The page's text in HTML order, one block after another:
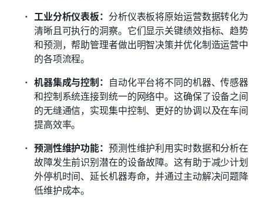
工业分析仪表板： 分析仪表板将原始运营数据转化为
清晰且可执行的洞察。它们显示关键绩效指标、趋势
和预测，帮助管理者做出明智决策并优化制造运营中
的各项流程。
机器集成与控制： 自动化平台将不同的机器、传感器
和控制系统连接到统一的网络中。这确保了设备之间
的无缝通信，实现集中控制、更好的协调以及在车间
提高效率。
预测性维护功能： 预测性维护利用实时数据和分析在
故障发生前识别潜在的设备故障。这有助于减少计划
外停机时间、延长机器寿命，并通过主动解决问题降
低维护成本。